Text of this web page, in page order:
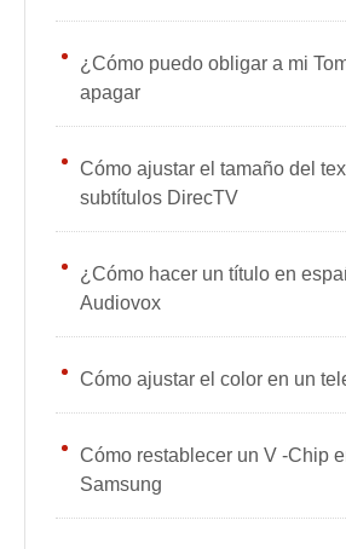
¿Cómo puedo obligar a mi
apagar
Cómo ajustar el tamaño del
subtítulos DirecTV
¿Cómo hacer un título en
Audiovox
Cómo ajustar el color en un
Cómo restablecer un V -Chip
Samsung